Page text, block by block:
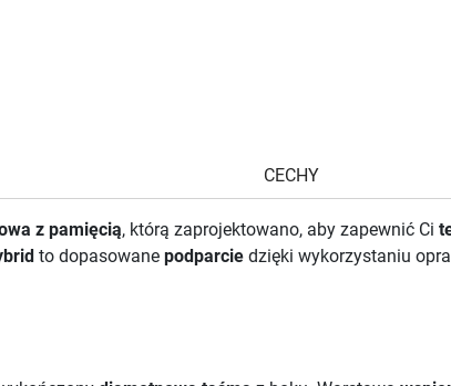
CECHY
z pamięcią, którą zaprojektowano, aby zapewnić Ci
to dopasowane podparcie dzięki wykorzystaniu